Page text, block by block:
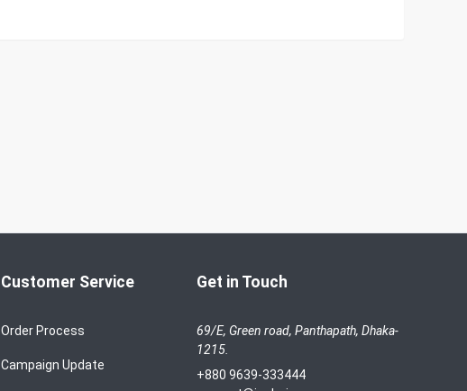
Customer Service
Order Process
Campaign Update
Get in Touch
69/E, Green road, Panthapath, Dhaka-
1215.
+880 9639-333444